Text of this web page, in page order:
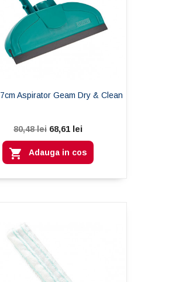
Aspirator Geam Dry & Clean
80,48 lei 68,61 lei
 Adauga in cos